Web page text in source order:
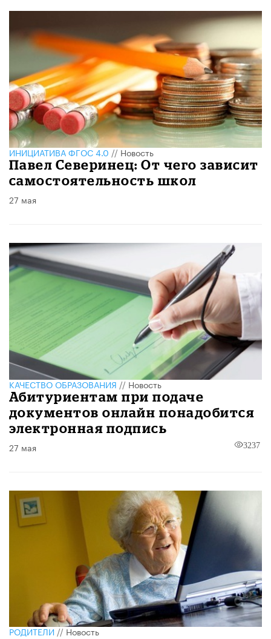
ИНИЦИАТИВА ФГОС 4.0//Новость
Павел Северинец: От чего зависит
самостоятельность школ
27 мая
КАЧЕСТВО ОБРАЗОВАНИЯ//Новость
Абитуриентам при подаче
документов онлайн понадобится
электронная подпись
27 мая 3237
РОДИТЕЛИ//Новость